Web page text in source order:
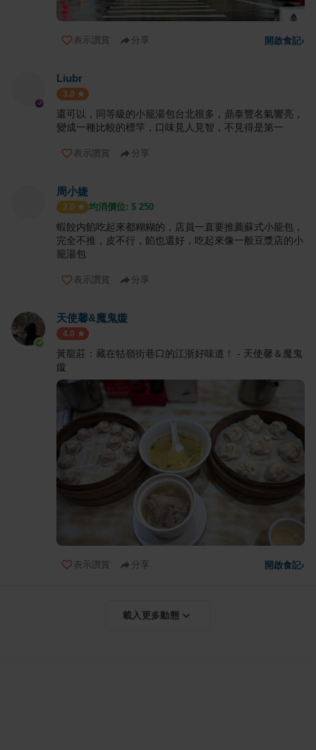
表示讚賞 分享 開啟食記›
Liubr
3.0
還可以，同等級的小籠湯包台北很多，鼎泰豐名氣響亮，
變成一種比較的標竿，口味見人見智，不見得是第一
表示讚賞 分享
周小婕
2.0 均消價位: $ 250
蝦餃内餡吃起來都糊糊的，店員一直要推薦蘇式小籠包，
完全不推，皮不行，餡也還好，吃起來像一般豆漿店的小
籠湯包
表示讚賞 分享
天使馨&魔鬼嫙
4.0
黃龍莊：藏在牯嶺街巷口的江浙好味道！ - 天使馨＆魔鬼
嫙
表示讚賞 分享 開啟食記›
載入更多動態